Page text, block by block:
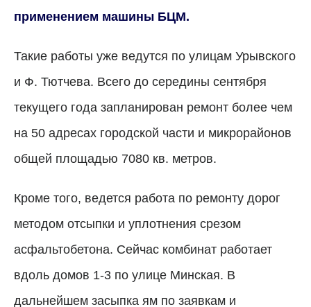
применением машины БЦМ.
Такие работы уже ведутся по улицам Урывского
и Ф. Тютчева. Всего до середины сентября
текущего года запланирован ремонт более чем
на 50 адресах городской части и микрорайонов
общей площадью 7080 кв. метров.
Кроме того, ведется работа по ремонту дорог
методом отсыпки и уплотнения срезом
асфальтобетона. Сейчас комбинат работает
вдоль домов 1-3 по улице Минская. В
дальнейшем засыпка ям по заявкам и